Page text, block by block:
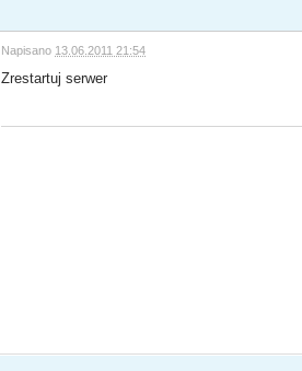
Napisano 13.06.2011 21:54
Zrestartuj serwer